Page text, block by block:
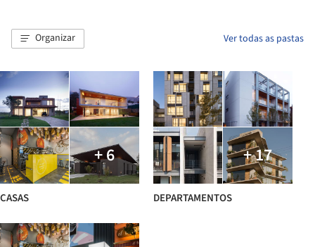
Organizar Ver todas as pastas
+ 6
CASAS
+ 17
DEPARTAMENTOS